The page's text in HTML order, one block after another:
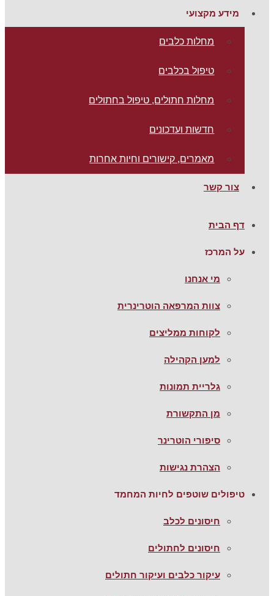
מידע מקצועי
מחלות כלבים
טיפול בכלבים
מחלות חתולים, טיפול בחתולים
חדשות ועדכונים
מאמרים, קישורים וחיות אחרות
צור קשר
דף הבית
על המרכז
מי אנחנו
צוות המרפאה הוטרינרית
לקוחות ממליצים
למען הקהילה
גלריית תמונות
מן התקשורת
סיפורי הוטרינר
הצהרת נגישות
טיפולים שוטפים לחיות המחמד
חיסונים לכלב
חיסונים לחתולים
עיקור כלבים ועיקור חתולים